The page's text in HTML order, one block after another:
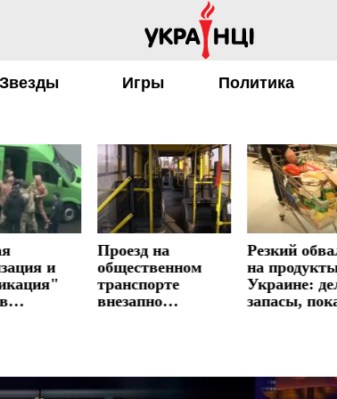
Звезды Игры Политика
и
Проезд на
общественном
транспорте
внезапно
Резкий обвал цен
на продукты в
Украине: делайте
запасы, пока